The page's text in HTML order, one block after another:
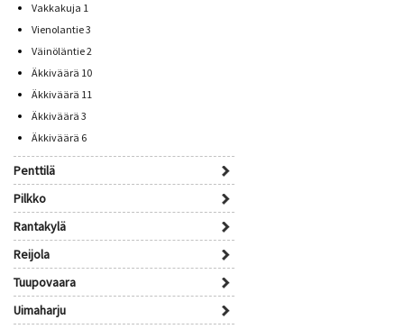
Vakkakuja 1
Vienolantie 3
Väinöläntie 2
Äkkiväärä 10
Äkkiväärä 11
Äkkiväärä 3
Äkkiväärä 6
Penttilä
Pilkko
Rantakylä
Reijola
Tuupovaara
Uimaharju